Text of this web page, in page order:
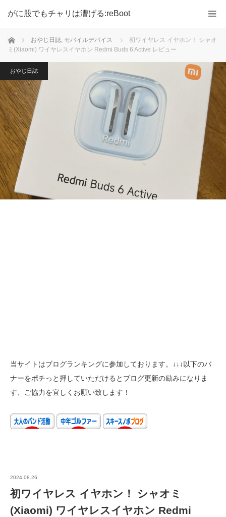
がに股でもチャリは漕げる:reBoot
ホーム おやじ日誌, モバイルデバイス
初ワイヤレス イヤホン！ シャオ
ミ(Xiaomi) ワイヤレスイヤホン Redmi Buds 6 Active レビュー
当サイトはブログランキングに参加しております。↓↓↓以下のバ
ナーをポチっと押していただけるとブログ更新の励みになりま
す、ご協力を宜しくお願い致します！
おやじ日誌
2024.08.26
初ワイヤレス イヤホン！ シャオミ
(Xiaomi) ワイヤレスイヤホン Redmi